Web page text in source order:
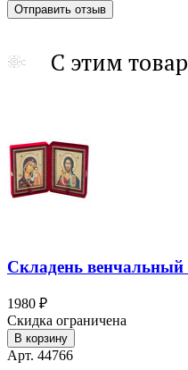
С этим
Складень венчальный
1980 ₽
Скидка ограничена
В корзину
Арт. 44766